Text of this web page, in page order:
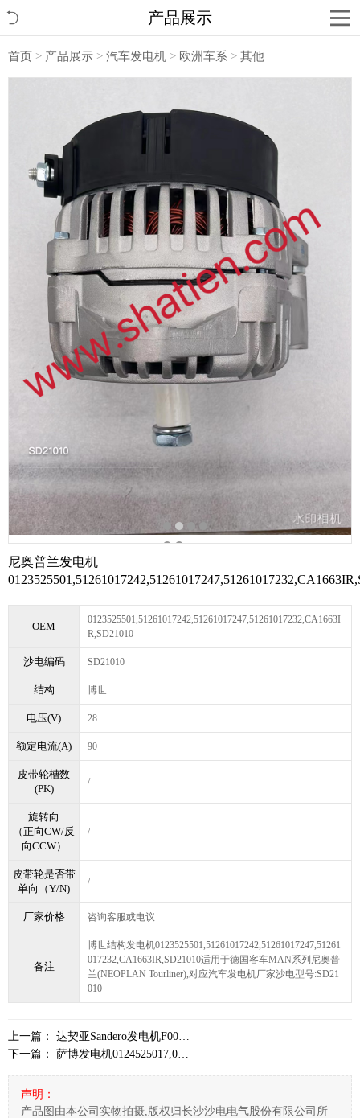
产品展示
首页 > 产品展示 > 汽车发电机 > 欧洲车系 > 其他
尼奥普兰发电机
OEM
0123525501,51261017242,51261017247,51261017232,CA1663I
R,SD21010
沙电编码 SD21010
结构 博世
电压(V) 28
额定电流(A) 90
皮带轮槽数
(PK)
/
旋转向
（正向CW/反
向CCW）
/
皮带轮是否带
单向（Y/N)
/
厂家价格 咨询客服或电议
备注
博世结构发电机0123525501,51261017242,51261017247,51261
017232,CA1663IR,SD21010适用于德国客车MAN系列尼奥普
兰(NEOPLAN Tourliner),对应汽车发电机厂家沙电型号:SD21
010
上一篇： 达契亚Sandero发电机F000BL0456,231005424R,SD11001F
下一篇： 萨博发电机0124525017,0986046200,12785604.CA2123IR,SD11097B
声明：
产品图由本公司实物拍摄,版权归长沙沙电电气股份有限公司所